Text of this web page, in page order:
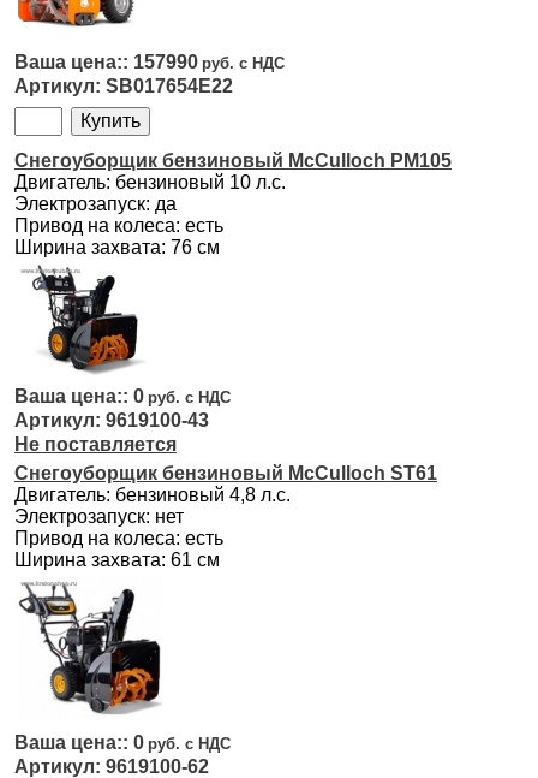
157990
SB017654E22
Снегоуборщик бензиновый McCulloch PM105
Двигатель: бензиновый 10 л.с.
Электрозапуск: да
Привод на колеса: есть
Ширина захвата: 76 см
0
9619100-43
Не поставляется
Снегоуборщик бензиновый McCulloch ST61
Двигатель: бензиновый 4,8 л.с.
Электрозапуск: нет
Привод на колеса: есть
Ширина захвата: 61 см
0
9619100-62